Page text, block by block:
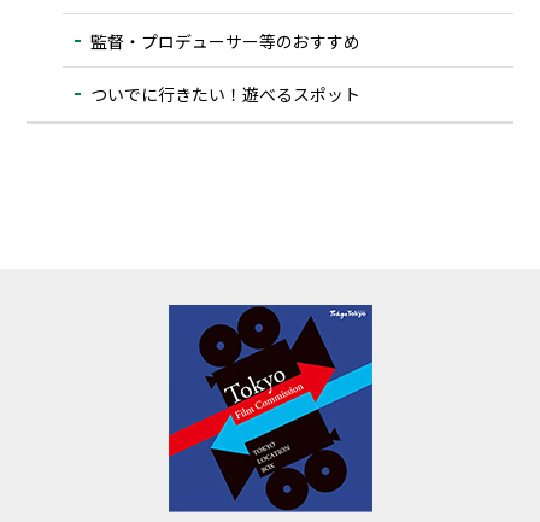
監督・プロデューサー等のおすすめ
ついでに⾏きたい！遊べるスポット